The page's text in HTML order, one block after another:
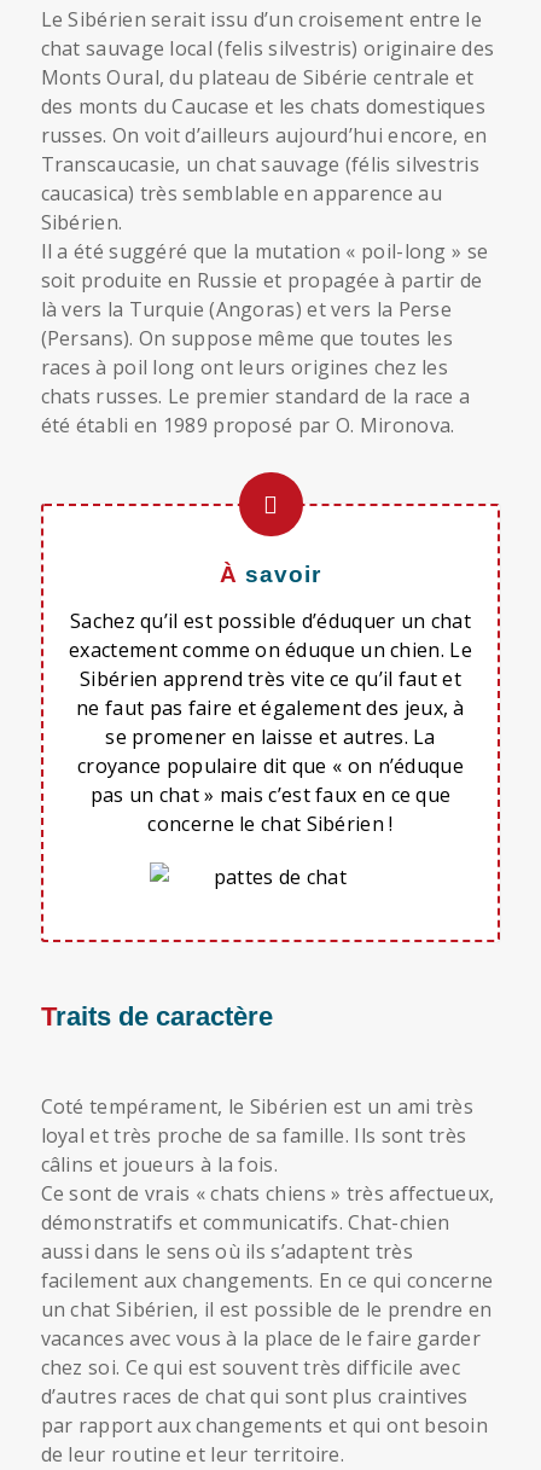
Le Sibérien serait issu d’un croisement entre le
chat sauvage local (felis silvestris) originaire des
Monts Oural, du plateau de Sibérie centrale et
des monts du Caucase et les chats domestiques
russes. On voit d’ailleurs aujourd’hui encore, en
Transcaucasie, un chat sauvage (félis silvestris
caucasica) très semblable en apparence au
Sibérien.
Il a été suggéré que la mutation « poil-long » se
soit produite en Russie et propagée à partir de
là vers la Turquie (Angoras) et vers la Perse
(Persans). On suppose même que toutes les
races à poil long ont leurs origines chez les
chats russes. Le premier standard de la race a
été établi en 1989 proposé par O. Mironova.
À savoir
Sachez qu’il est possible d’éduquer un chat
exactement comme on éduque un chien. Le
Sibérien apprend très vite ce qu’il faut et
ne faut pas faire et également des jeux, à
se promener en laisse et autres. La
croyance populaire dit que « on n’éduque
pas un chat » mais c’est faux en ce que
concerne le chat Sibérien !
Traits de caractère
Coté tempérament, le Sibérien est un ami très
loyal et très proche de sa famille. Ils sont très
câlins et joueurs à la fois.
Ce sont de vrais « chats chiens » très affectueux,
démonstratifs et communicatifs. Chat-chien
aussi dans le sens où ils s’adaptent très
facilement aux changements. En ce qui concerne
un chat Sibérien, il est possible de le prendre en
vacances avec vous à la place de le faire garder
chez soi. Ce qui est souvent très difficile avec
d’autres races de chat qui sont plus craintives
par rapport aux changements et qui ont besoin
de leur routine et leur territoire.